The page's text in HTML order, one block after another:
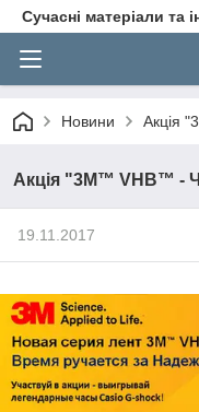
Сучасні матеріали
Новини Акція
Акція "3M™ VHB™ -
19.11.2017